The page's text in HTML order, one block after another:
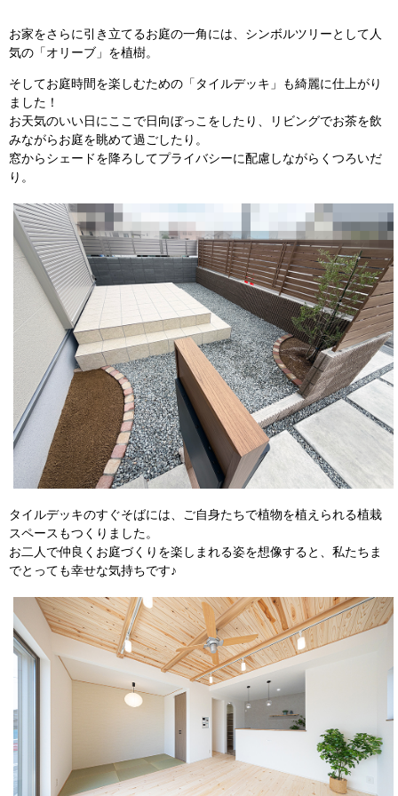
お家をさらに引き立てるお庭の一角には、シンボルツリーとして人
気の「オリーブ」を植樹。
そしてお庭時間を楽しむための「タイルデッキ」も綺麗に仕上がり
ました！
お天気のいい日にここで日向ぼっこをしたり、リビングでお茶を飲
みながらお庭を眺めて過ごしたり。
窓からシェードを降ろしてプライバシーに配慮しながらくつろいだ
り。
タイルデッキのすぐそばには、ご自身たちで植物を植えられる植栽
スペースもつくりました。
お二人で仲良くお庭づくりを楽しまれる姿を想像すると、私たちま
でとっても幸せな気持ちです♪